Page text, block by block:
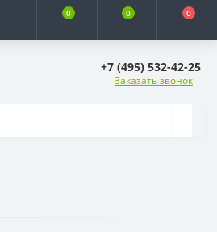
0 0 0
+7 (495) 532-42-25
Заказать звонок